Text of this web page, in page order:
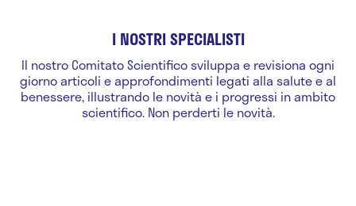
I NOSTRI SPECIALISTI
Il nostro Comitato Scientifico sviluppa e revisiona ogni
giorno articoli e approfondimenti legati alla salute e al
benessere, illustrando le novità e i progressi in ambito
scientifico. Non perderti le novità.